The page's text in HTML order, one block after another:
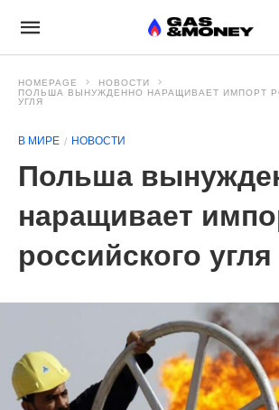
HOMEPAGE
НОВОСТИ
ПОЛЬША ВЫНУЖДЕННО НАРАЩИВАЕТ ИМПОРТ
УГЛЯ
В МИРЕ НОВОСТИ
Польша
наращивает
российского угля